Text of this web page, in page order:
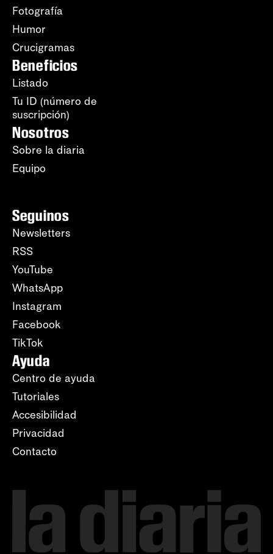
Fotografía
Humor
Crucigramas
Beneficios
Listado
Tu ID (número de
suscripción)
Nosotros
Sobre la diaria
Equipo
Seguinos
Newsletters
RSS
YouTube
WhatsApp
Instagram
Facebook
TikTok
Ayuda
Centro de ayuda
Tutoriales
Accesibilidad
Privacidad
Contacto